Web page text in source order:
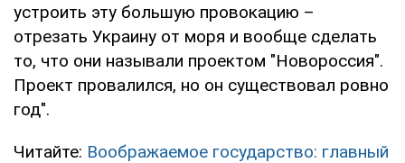
устроить эту большую провокацию –
отрезать Украину от моря и вообще сделать
то, что они называли проектом "Новороссия".
Проект провалился, но он существовал ровно
год".
Читайте: Воображаемое государство: главный